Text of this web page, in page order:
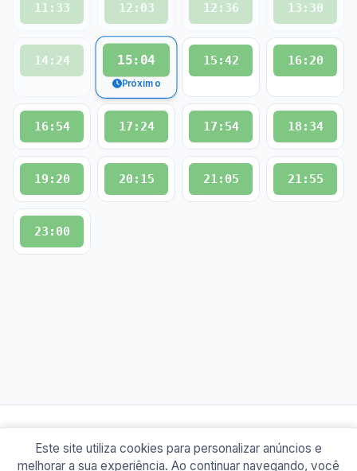
11:33 12:03 12:36 13:30
14:24 15:04
Próximo
15:42 16:20
16:54 17:24 17:54 18:34
19:20 20:15 21:05 21:55
23:00
© 2026 Busão BR
Este site utiliza cookies para personalizar anúncios e
melhorar a sua experiência. Ao continuar navegando, você